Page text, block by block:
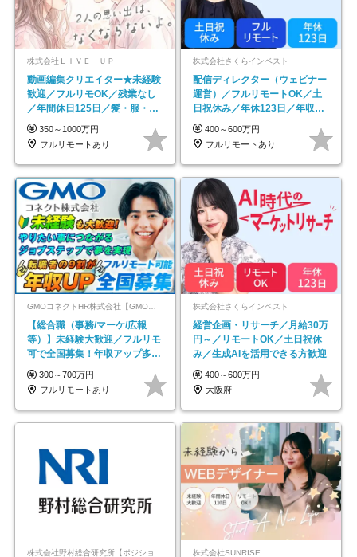
株式会社ＬＩＶＥ ＵＰ
動画編集クリエイター★未経験
歓迎／フルリモOK／残業なし
／年間休日125日／髪・服・ネ
イル自由／研修充実で安心
350～1000万円
フルリモートあり
株式会社さくらインベスト
配信ディレクター（ウェビナー
運営）／フルリモートOK／土
日祝休み／年休123日／年収
600万円可
400～600万円
フルリモートあり
GMOコネクトHR株式会社【GMOインターネットグループ】
【総合職（事務/マーケ/広報
等）】未経験大歓迎／フルリモ
可で全国募集！年収アップ多数
★年休最大130日★
300～700万円
フルリモートあり
株式会社さくらインベスト
経営企画・リサーチ／月給30万
円～／リモートOK／土日祝休
み／生成AIを活用できる方歓迎
400～600万円
大阪府
株式会社SUNRISE